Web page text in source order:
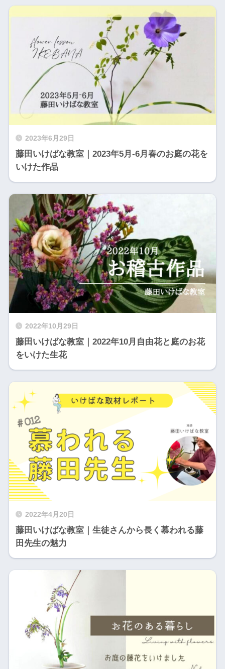
2023年6月29日
藤田いけばな教室｜2023年5月-6月春のお庭の花を
いけた作品
2022年10月29日
藤田いけばな教室｜2022年10月自由花と庭のお花
をいけた生花
2022年4月20日
藤田いけばな教室｜生徒さんから長く慕われる藤
田先生の魅力